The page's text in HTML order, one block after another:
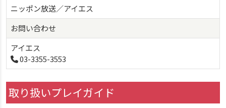
ニッポン放送／アイエス
お問い合わせ
アイエス
03-3355-3553
取り扱いプレイガイド